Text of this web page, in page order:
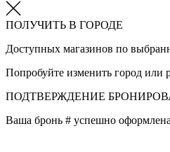
ПОЛУЧИТЬ В ГОРОДЕ
Доступных магазинов по
Попробуйте изменить город или
ПОДТВЕРЖДЕНИЕ
Ваша бронь # успешно оформлена